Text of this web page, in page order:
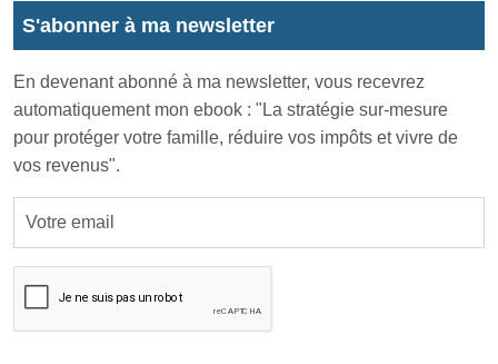
S'abonner à ma newsletter
En devenant abonné à ma newsletter, vous recevrez
automatiquement mon ebook : "La stratégie sur-mesure
pour protéger votre famille, réduire vos impôts et vivre de
vos revenus".